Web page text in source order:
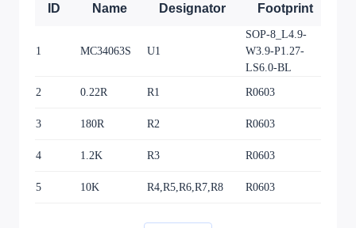
ID Name Designator Footprint
1 MC34063S U1
SOP-8_L4.9-
W3.9-P1.27-
LS6.0-BL
2 0.22R R1 R0603
3 180R R2 R0603
4 1.2K R3 R0603
5 10K R4,R5,R6,R7,R8 R0603